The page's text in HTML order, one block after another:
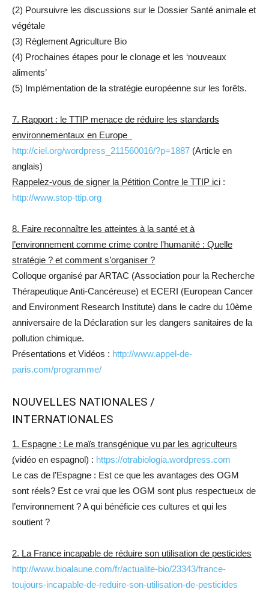
(2) Poursuivre les discussions sur le Dossier Santé animale et
végétale
(3) Règlement Agriculture Bio
(4) Prochaines étapes pour le clonage et les ‘nouveaux
aliments’
(5) Implémentation de la stratégie européenne sur les forêts.
7. Rapport : le TTIP menace de réduire les standards
environnementaux en Europe
http://ciel.org/wordpress_211560016/?p=1887 (Article en
anglais)
Rappelez-vous de signer la Pétition Contre le TTIP ici :
http://www.stop-ttip.org
8. Faire reconnaître les atteintes à la santé et à
l’environnement comme crime contre l’humanité : Quelle
stratégie ? et comment s’organiser ?
Colloque organisé par ARTAC (Association pour la Recherche
Thérapeutique Anti-Cancéreuse) et ECERI (European Cancer
and Environment Research Institute) dans le cadre du 10ème
anniversaire de la Déclaration sur les dangers sanitaires de la
pollution chimique.
Présentations et Vidéos : http://www.appel-de-
paris.com/programme/
NOUVELLES NATIONALES /
INTERNATIONALES
1. Espagne : Le maïs transgénique vu par les agriculteurs
(vidéo en espagnol) : https://otrabiologia.wordpress.com
Le cas de l’Espagne : Est ce que les avantages des OGM
sont réels? Est ce vrai que les OGM sont plus respectueux de
l’environnement ? A qui bénéficie ces cultures et qui les
soutient ?
2. La France incapable de réduire son utilisation de pesticides
http://www.bioalaune.com/fr/actualite-bio/23343/france-
toujours-incapable-de-reduire-son-utilisation-de-pesticides